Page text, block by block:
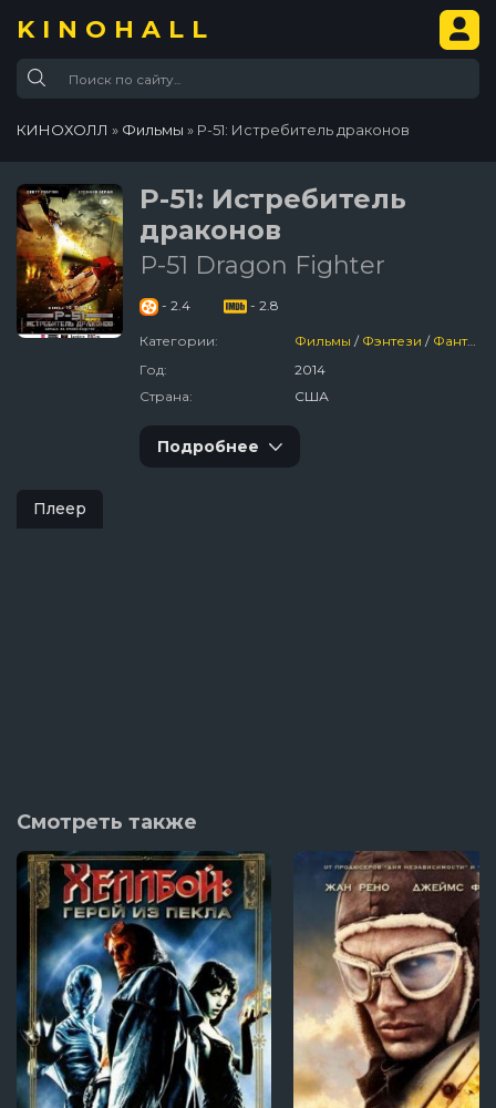
KINOHALL
КИНОХОЛЛ » Фильмы » P-51: Истребитель драконов
P-51: Истребитель
драконов
P-51 Dragon Fighter
- 2.4 - 2.8
Категории: Фильмы / Фэнтези / Фантастика
Год:
2014
Страна:
США
Подробнее
Плеер
Смотреть также